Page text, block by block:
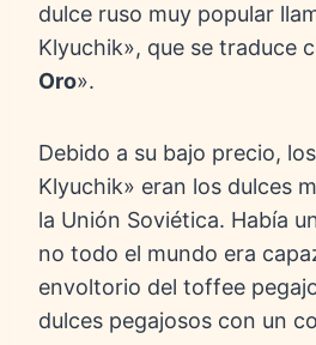
dulce ruso muy popular
Klyuchik», que se traduce
Oro».
Debido a su bajo precio,
Klyuchik» eran los dulces
la Unión Soviética. Había
no todo el mundo era
envoltorio del toffee
dulces pegajosos con un